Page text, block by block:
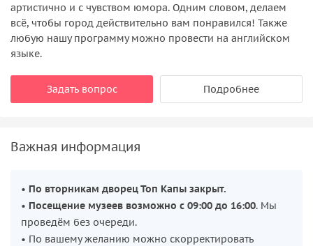
артистично и с чувством юмора. Одним словом, делаем
всё, чтобы город действительно вам понравился! Также
любую нашу программу можно провести на английском
языке.
Задать вопрос Подробнее
Важная информация
• По вторникам дворец Топ Капы закрыт.
• Посещение музеев возможно с 09:00 до 16:00. Мы
проведём без очереди.
• По вашему желанию можно скорректировать